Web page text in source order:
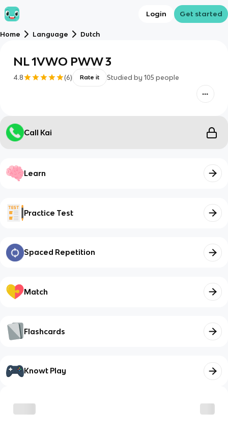
Login Get started
Home Language Dutch
NL 1VWO PWW 3
4.8 (6) Rate it Studied by 105 people
Call Kai
Learn
Practice Test
Spaced Repetition
Match
Flashcards
Knowt Play